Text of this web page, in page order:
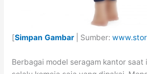
[Simpan Gambar| Sumber:
Berbagai model seragam kantor saat